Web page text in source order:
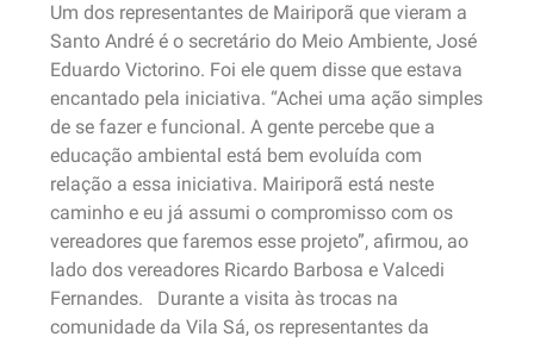
Um dos representantes de Mairiporã que vieram a
Santo André é o secretário do Meio Ambiente, José
Eduardo Victorino. Foi ele quem disse que estava
encantado pela iniciativa. “Achei uma ação simples
de se fazer e funcional. A gente percebe que a
educação ambiental está bem evoluída com
relação a essa iniciativa. Mairiporã está neste
caminho e eu já assumi o compromisso com os
vereadores que faremos esse projeto”, afirmou, ao
lado dos vereadores Ricardo Barbosa e Valcedi
Fernandes. Durante a visita às trocas na
comunidade da Vila Sá, os representantes da